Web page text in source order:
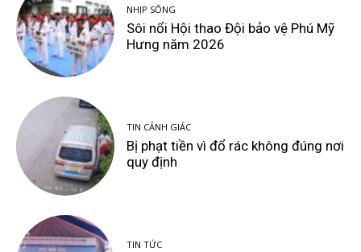
NHỊP SỐNG
Sôi nổi Hội thao Đội bảo vệ Phú Mỹ
Hưng năm 2026
TIN CẢNH GIÁC
Bị phạt tiền vì đổ rác không đúng nơi
quy định
TIN TỨC